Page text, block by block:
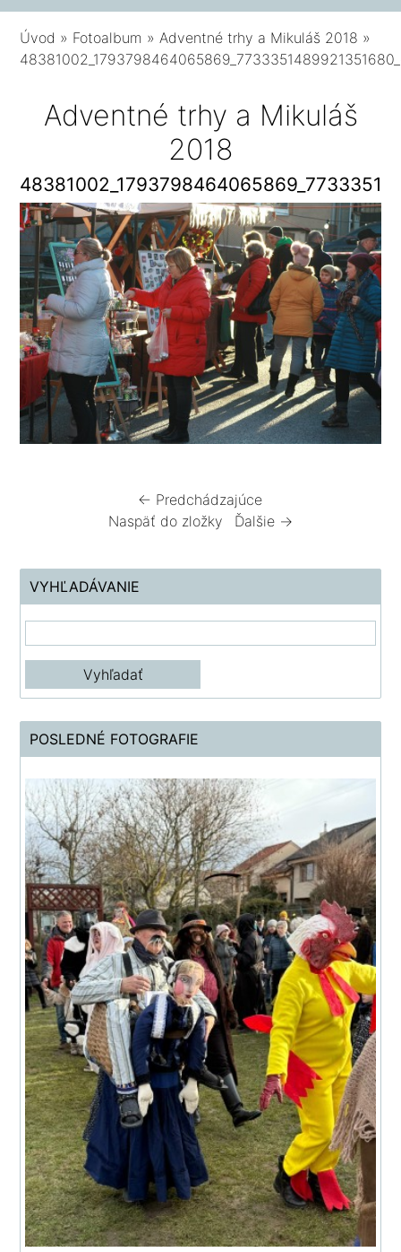
Úvod » Fotoalbum »Adventné trhy a Mikuláš 2018 »
Adventné trhy a Mikuláš
2018
← Predchádzajúce
Naspäť do zložky
Ďalšie →
VYHĽADÁVANIE
POSLEDNÉ FOTOGRAFIE